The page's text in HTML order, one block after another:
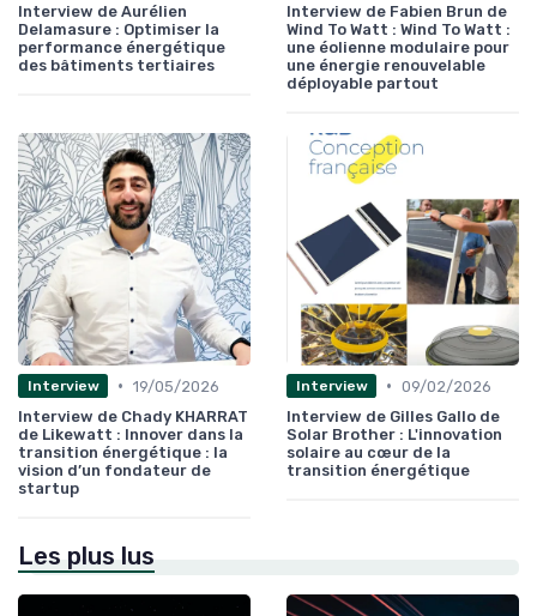
Interview de Aurélien
Delamasure : Optimiser la
performance énergétique
des bâtiments tertiaires
Interview de Fabien Brun de
Wind To Watt : Wind To Watt :
une éolienne modulaire pour
une énergie renouvelable
déployable partout
Interview • 19/05/2026
Interview de Chady KHARRAT
de Likewatt : Innover dans la
transition énergétique : la
vision d’un fondateur de
startup
Interview • 09/02/2026
Interview de Gilles Gallo de
Solar Brother : L'innovation
solaire au cœur de la
transition énergétique
Les plus lus